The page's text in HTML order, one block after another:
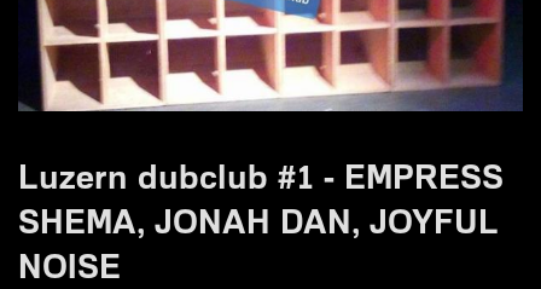
Luzern dubclub #1 - EMPRESS
SHEMA, JONAH DAN, JOYFUL
NOISE